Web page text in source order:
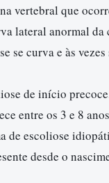
vertebral que
lateral anormal
se curva e às
de início
entre os 3 e 8
escoliose
desde o